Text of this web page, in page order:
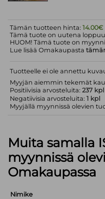
Tämän tuotteen hinta:14.00€
Tämä tuote on uutena
HUOM! Tämä tuote on
Lue lisää Omakaupasta
Tuotteelle ei ole annettu
Myyjän aiemmin tekemät
Positiivisia arvosteluita:237 kpl
Negatiivisia arvosteluita:1 kpl
Myyjällä myynnissä olevien
Muita samalla
myynnissä
Omakaupassa
Nimike